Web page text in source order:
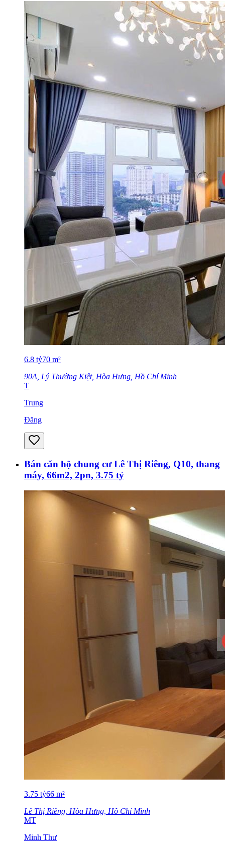
6.8 tỷ70 m²
90A, Lý Thường Kiệt, Hòa Hưng, Hồ Chí Minh
T
Trung
Đăng
Bán căn hộ chung cư Lê Thị Riêng, Q10, thang
máy, 66m2, 2pn, 3.75 tỷ
3.75 tỷ66 m²
Lê Thị Riêng, Hòa Hưng, Hồ Chí Minh
MT
Minh Thư